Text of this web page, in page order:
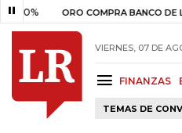
ORO COMPRA BANCO DE LA
VIERNES, 07 DE
FINANZAS
TEMAS DE